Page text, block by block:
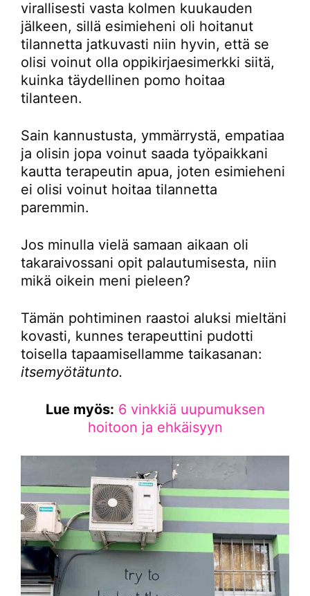
virallisesti vasta kolmen kuukauden
jälkeen, sillä esimieheni oli hoitanut
tilannetta jatkuvasti niin hyvin, että se
olisi voinut olla oppikirjaesimerkki siitä,
kuinka täydellinen pomo hoitaa
tilanteen.
Sain kannustusta, ymmärrystä, empatiaa
ja olisin jopa voinut saada työpaikkani
kautta terapeutin apua, joten esimieheni
ei olisi voinut hoitaa tilannetta
paremmin.
Jos minulla vielä samaan aikaan oli
takaraivossani opit palautumisesta, niin
mikä oikein meni pieleen?
Tämän pohtiminen raastoi aluksi mieltäni
kovasti, kunnes terapeuttini pudotti
toisella tapaamisellamme taikasanan:
itsemyötätunto.
Lue myös: 6 vinkkiä uupumuksen
hoitoon ja ehkäisyyn